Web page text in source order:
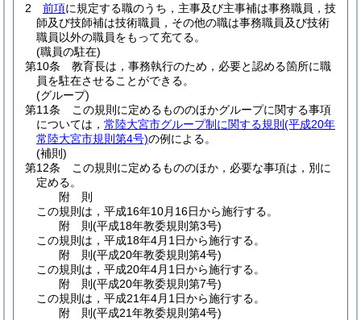
2
前項に規定する職のうち，主事及び主事補は事務職員，技
師及び技師補は技術職員，その他の職は事務職員及び技術
職員以外の職員をもって充てる。
(職員の駐在)
第10条
教育長は，事務執行のため，必要と認める箇所に職
員を駐在させることができる。
(グループ)
第11条
この規則に定めるもののほかグループに関する事項
については， 常陸大宮市グループ制に関する規則 (平成20年
常陸大宮市規則第4号)の例による。
(補則)
第12条
この規則に定めるもののほか，必要な事項は，別に
定める。
附 則
この規則は，平成16年10月16日から施行する。
附 則(平成18年教委規則第3号)
この規則は，平成18年4月1日から施行する。
附 則(平成20年教委規則第4号)
この規則は，平成20年4月1日から施行する。
附 則(平成20年教委規則第7号)
この規則は，平成21年4月1日から施行する。
附 則(平成21年教委規則第4号)